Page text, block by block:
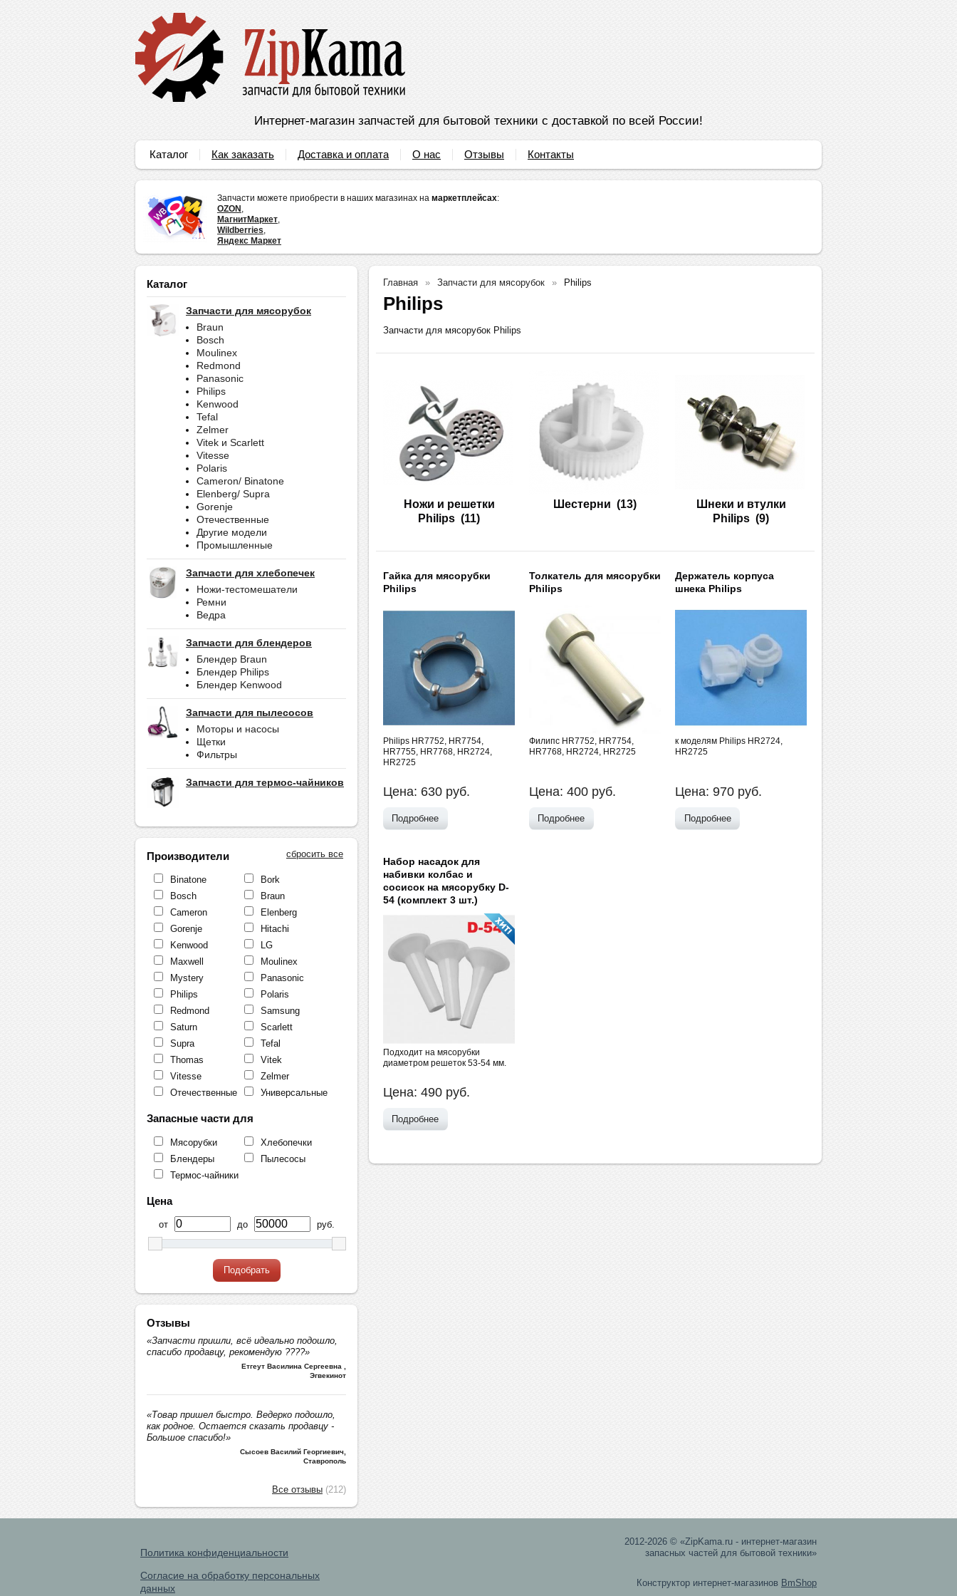
Интернет-магазин запчастей для бытовой техники с доставкой по всей России!
Каталог Как заказать Доставка и оплата О нас Отзывы Контакты
Запчасти можете приобрести в наших магазинах на маркетплейсах:
OZON
МагнитМаркет
Wildberries
Яндекс Маркет
Каталог
Запчасти для мясорубок
Braun
Bosch
Moulinex
Redmond
Panasonic
Philips
Kenwood
Tefal
Zelmer
Vitek и Scarlett
Vitesse
Polaris
Cameron/ Binatone
Elenberg/ Supra
Gorenje
Отечественные
Другие модели
Промышленные
Запчасти для хлебопечек
Ножи-тестомешатели
Ремни
Ведра
Запчасти для блендеров
Блендер Braun
Блендер Philips
Блендер Kenwood
Запчасти для пылесосов
Моторы и насосы
Щетки
Фильтры
Запчасти для термос-чайников
сбросить все
Производители
Binatone
Bork
Bosch
Braun
Cameron
Elenberg
Gorenje
Hitachi
Kenwood
LG
Maxwell
Moulinex
Mystery
Panasonic
Philips
Polaris
Redmond
Samsung
Saturn
Scarlett
Supra
Tefal
Thomas
Vitek
Vitesse
Zelmer
Отечественные
Универсальные
Запасные части для
Мясорубки
Хлебопечки
Блендеры
Пылесосы
Термос-чайники
Цена
от до руб.
Подобрать
Отзывы
«Запчасти пришли, всё идеально подошло,
спасибо продавцу, рекомендую ????»
Етгеут Василина Сергеевна
Эгвекинот
«Товар пришел быстро. Ведерко подошло,
как родное. Остается сказать продавцу -
Большое спасибо!»
Сысоев Василий Георгиевич
Ставрополь
Все отзывы (212)
Главная Запчасти для мясорубок Philips
Philips
Запчасти для мясорубок Philips
Ножи и решетки
Philips (11)
Шестерни (13)
Шнеки и втулки
Philips (9)
Гайка для мясорубки
Philips
Philips HR7752, HR7754,
HR7755, HR7768, HR2724,
HR2725
Цена: 630 руб.
Подробнее
Толкатель для мясорубки
Philips
Филипс HR7752, HR7754,
HR7768, HR2724, HR2725
Цена:400 руб.
Подробнее
Держатель корпуса
шнека Philips
к моделям Philips HR2724,
HR2725
Цена:970 руб.
Подробнее
Набор насадок для
набивки колбас и
сосисок на мясорубку D-
54 (комплект 3 шт.)
Подходит на мясорубки
диаметром решеток 53-54 мм.
Цена: 490 руб.
Подробнее
Политика конфиденциальности
Согласие на обработку персональных
данных
2012-2026 © «ZipKama.ru - интернет-магазин
запасных частей для бытовой техники»
Конструктор интернет-магазинов BmShop